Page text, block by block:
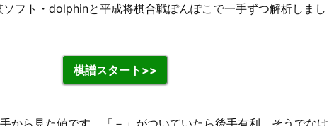
ソフト・dolphinと平成将棋合戦ぽんぽこで一手ずつ解析しまし
棋譜スタート>>